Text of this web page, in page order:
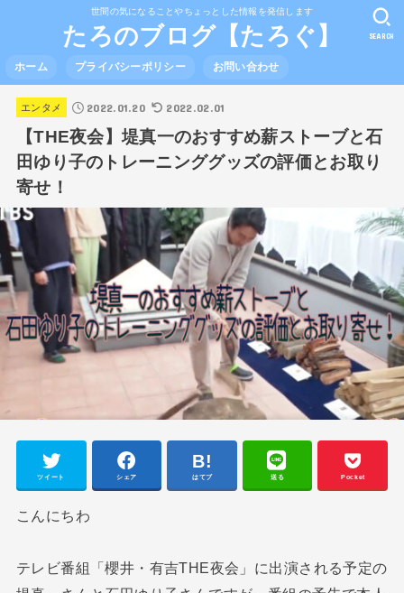
世間の気になることやちょっとした情報を発信します
たろのブログ【たろぐ】
ホーム プライバシーポリシー お問い合わせ
SEARCH
エンタメ 2022.01.20 2022.02.01
【THE夜会】堤真一のおすすめ薪ストーブと石
田ゆり子のトレーニンググッズの評価とお取り
寄せ！
ツイート シェア はてブ 送る Pocket
こんにちわ
テレビ番組「櫻井・有吉THE夜会」に出演される予定の